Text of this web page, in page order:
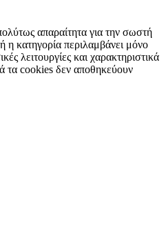
απαραίτητα για την σωστή
η κατηγορία περιλαμβάνει μόνο
λειτουργίες και χαρακτηριστικά
τα cookies δεν αποθηκεύουν